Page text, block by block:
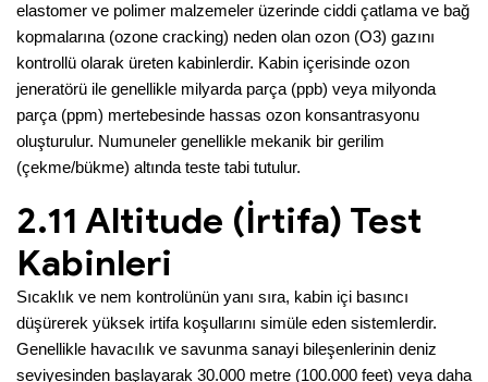
elastomer ve polimer malzemeler üzerinde ciddi çatlama ve bağ
kopmalarına (ozone cracking) neden olan ozon (O3) gazını
kontrollü olarak üreten kabinlerdir. Kabin içerisinde ozon
jeneratörü ile genellikle milyarda parça (ppb) veya milyonda
parça (ppm) mertebesinde hassas ozon konsantrasyonu
oluşturulur. Numuneler genellikle mekanik bir gerilim
(çekme/bükme) altında teste tabi tutulur.
2.11 Altitude (İrtifa) Test
Kabinleri
Sıcaklık ve nem kontrolünün yanı sıra, kabin içi basıncı
düşürerek yüksek irtifa koşullarını simüle eden sistemlerdir.
Genellikle havacılık ve savunma sanayi bileşenlerinin deniz
seviyesinden başlayarak 30.000 metre (100.000 feet) veya daha